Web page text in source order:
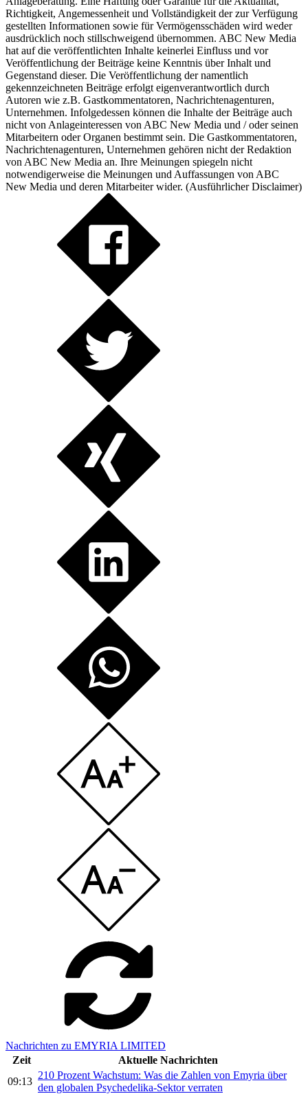
Richtigkeit, Angemessenheit und Vollständigkeit der zur Verfügung
gestellten Informationen sowie für Vermögensschäden wird weder
ausdrücklich noch stillschweigend übernommen. ABC New Media
hat auf die veröffentlichten Inhalte keinerlei Einfluss und vor
Veröffentlichung der Beiträge keine Kenntnis über Inhalt und
Gegenstand dieser. Die Veröffentlichung der namentlich
gekennzeichneten Beiträge erfolgt eigenverantwortlich durch
Autoren wie z.B. Gastkommentatoren, Nachrichtenagenturen,
Unternehmen. Infolgedessen können die Inhalte der Beiträge auch
nicht von Anlageinteressen von ABC New Media und / oder seinen
Mitarbeitern oder Organen bestimmt sein. Die Gastkommentatoren,
Nachrichtenagenturen, Unternehmen gehören nicht der Redaktion
von ABC New Media an. Ihre Meinungen spiegeln nicht
notwendigerweise die Meinungen und Auffassungen von ABC
New Media und deren Mitarbeiter wider. (Ausführlicher Disclaimer)
Nachrichten zu EMYRIA LIMITED
Zeit
Aktuelle Nachrichten
09:13
210 Prozent Wachstum: Was die Zahlen von Emyria über
den globalen Psychedelika-Sektor verraten